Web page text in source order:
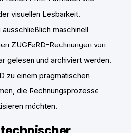
visuellen Lesbarkeit.
ausschließlich maschinell
ZUGFeRD-Rechnungen von
gelesen und archiviert werden.
zu einem pragmatischen
die Rechnungsprozesse
möchten.